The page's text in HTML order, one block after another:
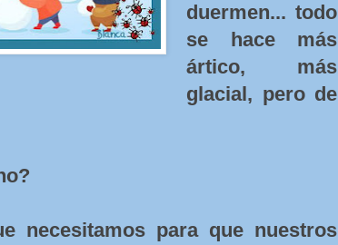
duermen... todo
se hace más
ártico, más
glacial, pero de
necesitamos para que nuestros